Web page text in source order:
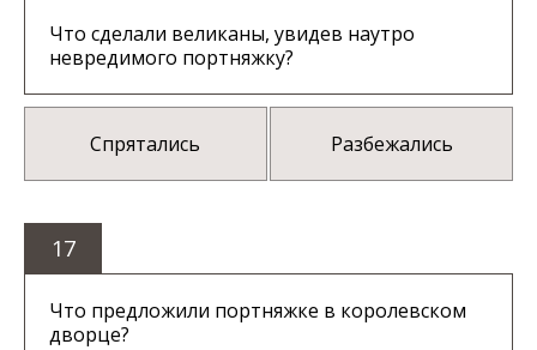
Что сделали великаны, увидев наутро
невредимого портняжку?
Спрятались Разбежались
17
Что предложили портняжке в королевском
дворце?